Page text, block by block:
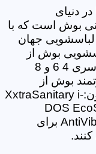
دنیای
بوش است که با
لباسشویی جهان
بوش از
ظرفیت 7 تا 9 کیلوگرمی و تحت سه سری 4 6 و 8
بوش از
تکنولوژی های منحصر به فردی همچون:XxtraSanitary i-
DOS
SuperQuick PowerWash و AntiVibration برای